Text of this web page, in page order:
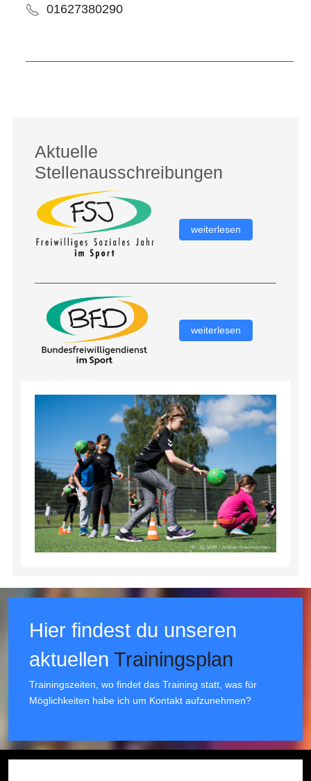
01627380290
Aktuelle
Stellenausschreibungen
weiterlesen
weiterlesen
Hier findest du unseren
aktuellen Trainingsplan
Trainingszeiten, wo findet das Training statt, was für
Möglichkeiten habe ich um Kontakt aufzunehmen?